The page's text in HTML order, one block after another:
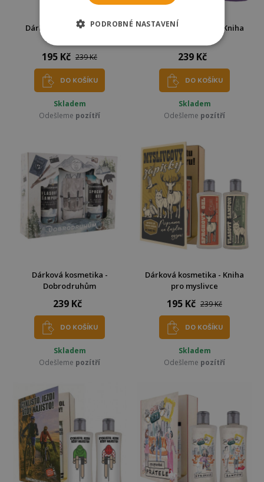
Dárkové balení - kniha -
Rady kutilům
195 Kč 239 Kč
DO KOŠÍKU
Skladem
Odešleme pozítří
Dárková kosmetika - Kniha
239 Kč
DO KOŠÍKU
Skladem
Odešleme pozítří
Dárková kosmetika -
Dobrodruhům
239 Kč
DO KOŠÍKU
Skladem
Odešleme pozítří
Dárková kosmetika - Kniha
pro myslivce
195 Kč 239 Kč
DO KOŠÍKU
Skladem
Odešleme pozítří
PODROBNÉ NASTAVENÍ